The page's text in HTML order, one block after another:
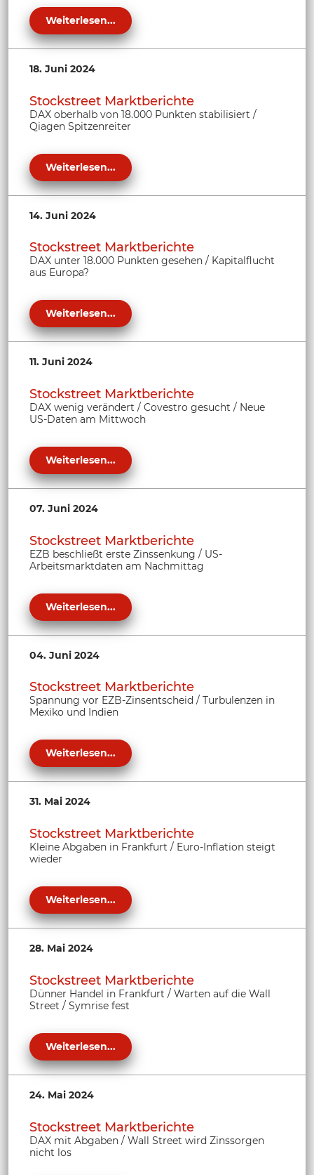
Weiterlesen...
18. Juni 2024
Stockstreet Marktberichte
DAX oberhalb von 18.000 Punkten stabilisiert /
Qiagen Spitzenreiter
Weiterlesen...
14. Juni 2024
Stockstreet Marktberichte
DAX unter 18.000 Punkten gesehen / Kapitalflucht
aus Europa?
Weiterlesen...
11. Juni 2024
Stockstreet Marktberichte
DAX wenig verändert / Covestro gesucht / Neue
US-Daten am Mittwoch
Weiterlesen...
07. Juni 2024
Stockstreet Marktberichte
EZB beschließt erste Zinssenkung / US-
Arbeitsmarktdaten am Nachmittag
Weiterlesen...
04. Juni 2024
Stockstreet Marktberichte
Spannung vor EZB-Zinsentscheid / Turbulenzen in
Mexiko und Indien
Weiterlesen...
31. Mai 2024
Stockstreet Marktberichte
Kleine Abgaben in Frankfurt / Euro-Inflation steigt
wieder
Weiterlesen...
28. Mai 2024
Stockstreet Marktberichte
Dünner Handel in Frankfurt / Warten auf die Wall
Street / Symrise fest
Weiterlesen...
24. Mai 2024
Stockstreet Marktberichte
DAX mit Abgaben / Wall Street wird Zinssorgen
nicht los